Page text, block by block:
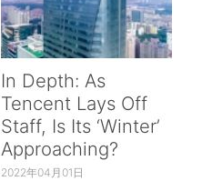
In Depth: As
Tencent Lays Off
Staff, Is Its ‘Winter’
Approaching?
2022年04月01日